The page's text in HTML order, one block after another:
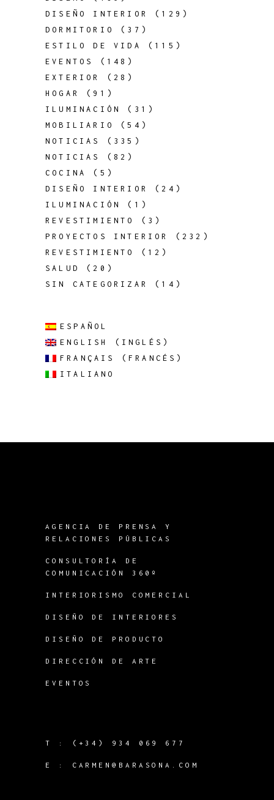
DISEÑO INTERIOR
(129)
DORMITORIO
(37)
ESTILO DE VIDA
(115)
EVENTOS
(148)
EXTERIOR
(28)
HOGAR
(91)
ILUMINACIÓN
(31)
MOBILIARIO
(54)
NOTICIAS
(335)
NOTICIAS
(82)
COCINA
(5)
DISEÑO INTERIOR
(24)
ILUMINACIÓN
(1)
REVESTIMIENTO
(3)
PROYECTOS INTERIOR
(232)
REVESTIMIENTO
(12)
SALUD
(20)
SIN CATEGORIZAR
(14)
ESPAÑOL
ENGLISH
( INGLÉS )
FRANÇAIS
(FRANCÉS )
ITALIANO
AGENCIA DE PRENSA Y
RELACIONES PÚBLICAS
CONSULTORÍA DE
COMUNICACIÓN 360º
INTERIORISMO COMERCIAL
DISEÑO DE INTERIORES
DISEÑO DE PRODUCTO
DIRECCIÓN DE ARTE
EVENTOS
T : (+34) 934 069 677
E : CARMEN@BARASONA.COM